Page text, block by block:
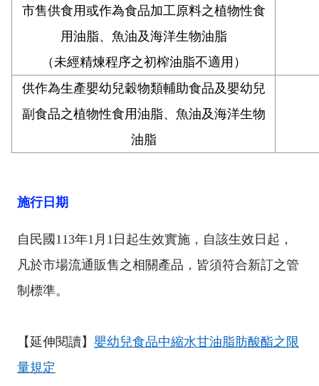
市售供食用或作為食品加工原料之植物性食
用油脂、魚油及海洋生物油脂
（未經精煉程序之初榨油脂不適用）
供作為生產嬰幼兒穀物類輔助食品及嬰幼兒
副食品之植物性食用油脂、魚油及海洋生物
油脂
施行日期
自民國 113年1 月 1 日起生效實施，自該生效日起，
凡於市場流通販售之相關產品，皆須符合新訂之管
制標準。
【延伸閱讀】 嬰幼兒食品中縮水甘油脂肪酸酯之限
量規定